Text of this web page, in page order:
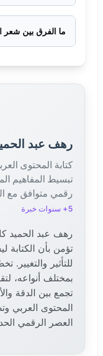
واستخدامها في
على حفظها وفهم
ما الفرق بين شعر
وأهميتهما في حياة
دور المعلم الشخصي
المجتمع كناقل
رهف عبد
كتابة المحتوى
تبسيط المفاهيم
رقمي متوافق مع
5+ سنوات خبرة
رهف عبد الحميد
تؤمن بأن الكتابة
للتأثير
بمختلف أنواعه،
تجمع بين الدقة
المحتوى العربي
العصر الرقمي